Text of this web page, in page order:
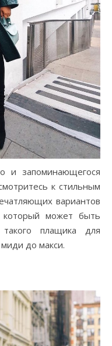
и запоминающегося
к стильным
вариантов
может быть
плащика для
до макси.